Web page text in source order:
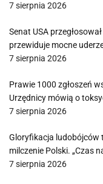
7 sierpnia 2026
Senat USA
przewiduje mocne
7 sierpnia 2026
Prawie 1000 zgłoszeń
Urzędnicy mówią o
7 sierpnia 2026
Gloryfikacja ludobójców
milczenie Polski. „Czas
7 sierpnia 2026